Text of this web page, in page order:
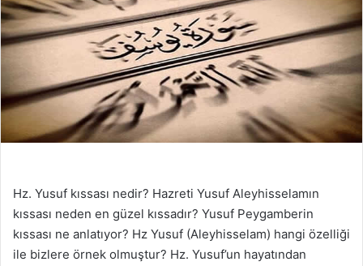
Hz. Yusuf kıssası nedir? Hazreti Yusuf Aleyhisselamın
kıssası neden en güzel kıssadır? Yusuf Peygamberin
kıssası ne anlatıyor? Hz Yusuf (Aleyhisselam) hangi özelliği
ile bizlere örnek olmuştur? Hz. Yusuf’un hayatından